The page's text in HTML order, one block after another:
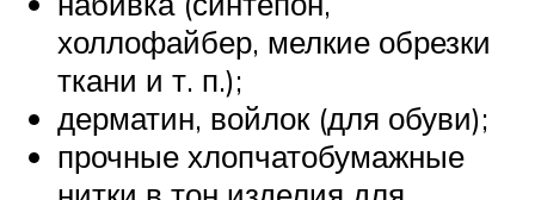
холлофайбер, мелкие обрезки
ткани и т. п.);
дерматин, войлок (для обуви);
прочные хлопчатобумажные